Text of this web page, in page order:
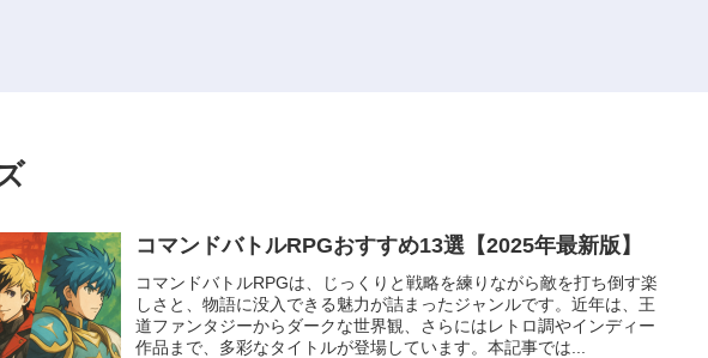
コマンドバトルRPGおすすめ13選【2025年最新版】
コマンドバトルRPGは、じっくりと戦略を練りながら敵を打ち倒す楽
しさと、物語に没入できる魅力が詰まったジャンルです。近年は、王
道ファンタジーからダークな世界観、さらにはレトロ調やインディー
作品まで、多彩なタイトルが登場しています。本記事では...